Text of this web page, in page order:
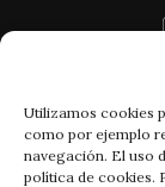
Utilizamos cookies
como por ejemplo
navegación. El uso
política de cookies.